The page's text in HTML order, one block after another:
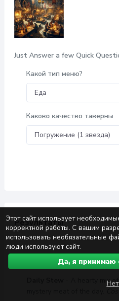
Just Answer a few Quick
Какой тип меню?
Каково качество таверны
Результаты
Tavern Menu
- A hearty mix
Этот сайт использует
корректной работы. С вашим
использовать необязательные
люди используют сайт.
Да, я принимаю
Нет